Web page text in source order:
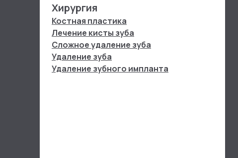
Хирургия
Костная пластика
Лечение кисты зуба
Сложное удаление зуба
Удаление зуба
Удаление зубного импланта